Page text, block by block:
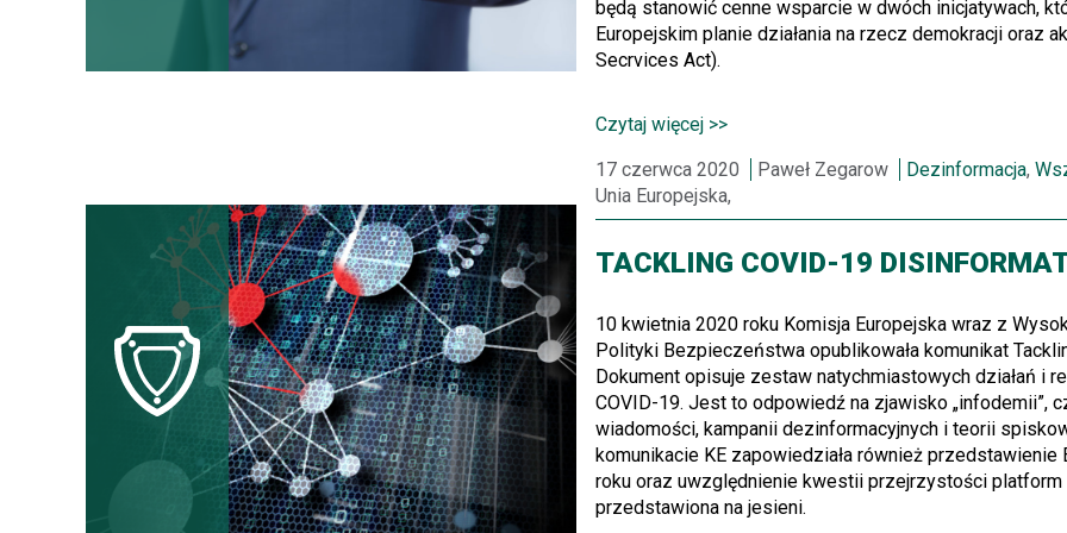
będą stanowić cenne wsparcie w dwóch inicjatywach,
Europejskim planie działania na rzecz demokracji oraz
Secrvices Act).
Czytaj więcej >>
17 czerwca 2020
Paweł Zegarow Dezinformacja,
Unia Europejska,
TACKLING COVID-19
10 kwietnia 2020 roku Komisja Europejska wraz z
Polityki Bezpieczeństwa opublikowała komunikat
Dokument opisuje zestaw natychmiastowych działań i
COVID-19. Jest to odpowiedź na zjawisko „infodemii”,
wiadomości, kampanii dezinformacyjnych i teorii
komunikacie KE zapowiedziała również
roku oraz uwzględnienie kwestii przejrzystości
przedstawiona na jesieni.